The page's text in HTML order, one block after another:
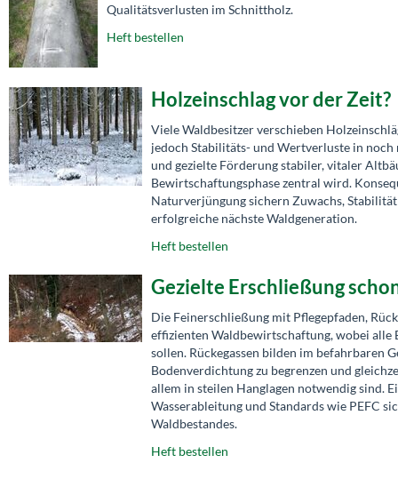
Qualitätsverlusten im Schnittholz.
Heft bestellen
Holzeinschlag vor der Zeit?
Viele Waldbesitzer verschieben
jedoch Stabilitäts- und Wertverluste in
und gezielte Förderung stabiler, vitaler
Bewirtschaftungsphase zentral wird.
Naturverjüngung sichern Zuwachs,
erfolgreiche nächste Waldgeneration.
Heft bestellen
Gezielte Erschließung
Die Feinerschließung mit Pflegepfaden,
effizienten Waldbewirtschaftung, wobei alle
sollen. Rückegassen bilden im befahrbaren
Bodenverdichtung zu begrenzen und
allem in steilen Hanglagen notwendig sind.
Wasserableitung und Standards wie PEFC
Waldbestandes.
Heft bestellen